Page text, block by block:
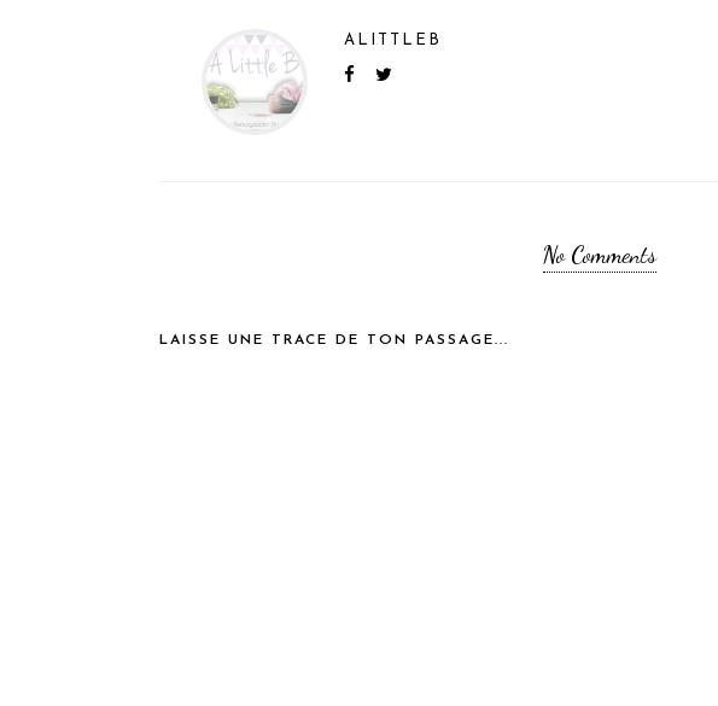
ALITTLEB
No Comments
LAISSE UNE TRACE DE TON PASSAGE...